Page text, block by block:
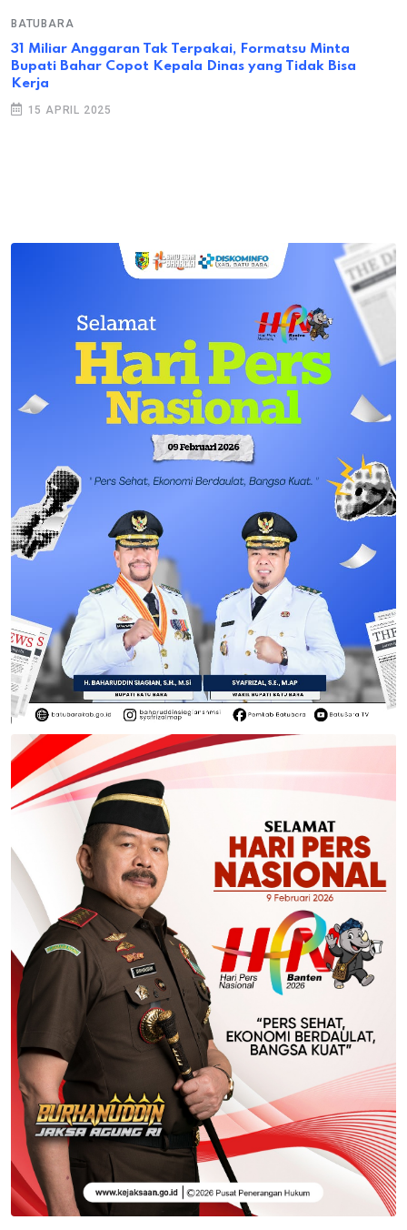
BATUBARA
31 Miliar Anggaran Tak Terpakai, Formatsu Minta
Bupati Bahar Copot Kepala Dinas yang Tidak Bisa
Kerja
15 APRIL 2025